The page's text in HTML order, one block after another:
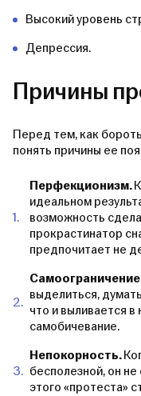
Высокий уровень
Депрессия.
Причины
Перед тем, как
понять причины ее
Перфекционизм.
идеальном
возможность
прокрастинатор
предпочитает не
выделиться,
что и выливается
самобичевание.
Непокорность.
бесполезной, он
этого «протеста»